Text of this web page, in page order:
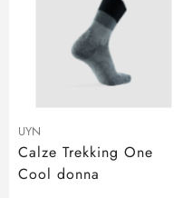
UYN
Calze Trekking One
Cool donna